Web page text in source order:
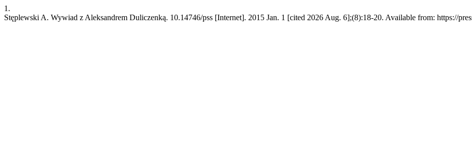
1.
Stęplewski A. Wywiad z Aleksandrem Duliczenką. 10.14746/pss [Internet]. 2015 Jan. 1 [cited 2026 Aug. 6];(8):18-20. Available from: https://